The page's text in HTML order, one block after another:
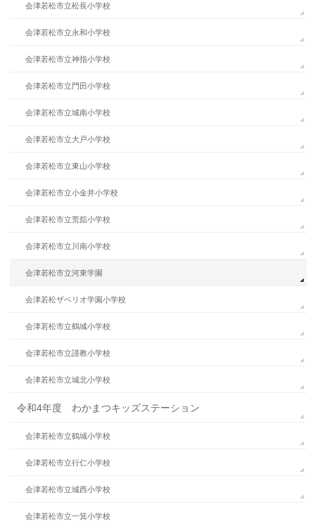
会津若松市立松長小学校
会津若松市立永和小学校
会津若松市立神指小学校
会津若松市立門田小学校
会津若松市立城南小学校
会津若松市立大戸小学校
会津若松市立東山小学校
会津若松市立小金井小学校
会津若松市立荒舘小学校
会津若松市立川南小学校
会津若松市立河東学園
会津若松ザベリオ学園小学校
会津若松市立鶴城小学校
会津若松市立謹教小学校
会津若松市立城北小学校
令和4年度 わかまつキッズステーション
会津若松市立鶴城小学校
会津若松市立行仁小学校
会津若松市立城西小学校
会津若松市立一箕小学校